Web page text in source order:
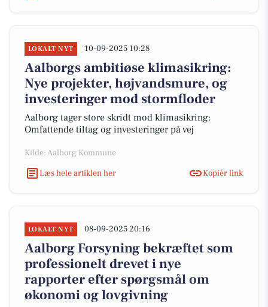
LOKALT NYT 10-09-2025 10:28
Aalborgs ambitiøse klimasikring:
Nye projekter, højvandsmure, og
investeringer mod stormfloder
Aalborg tager store skridt mod klimasikring:
Omfattende tiltag og investeringer på vej
Kilde: Aalborg Kommune
Læs hele artiklen her
Kopiér link
LOKALT NYT 08-09-2025 20:16
Aalborg Forsyning bekræftet som
professionelt drevet i nye
rapporter efter spørgsmål om
økonomi og lovgivning